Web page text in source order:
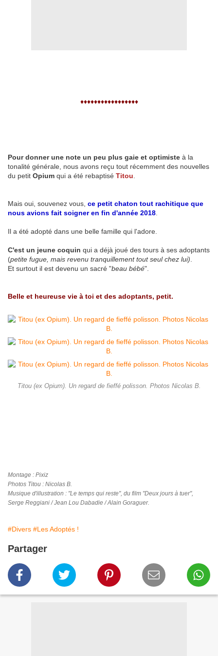
♦♦♦♦♦♦♦♦♦♦♦♦♦♦♦♦♦
Pour donner une note un peu plus gaie et optimiste à la
tonalité générale, nous avons reçu tout récemment des nouvelles
du petit Opium qui a été rebaptisé Titou
Mais oui, souvenez vous, ce petit chaton tout rachitique que
nous avions fait soigner en fin d'année 2018
Il a été adopté dans une belle famille qui l'adore.
C'est un jeune coquin qui a déjà joué des tours à ses adoptants
(petite fugue, mais revenu tranquillement tout seul chez lui)
Et surtout il est devenu un sacré "beau bébé".
Belle et heureuse vie à toi et des adoptants, petit.
Titou (ex Opium). Un regard de fieffé polisson. Photos Nicolas B.
Montage : Pixiz
Photos Titou : Nicolas B.
Musique d'illustration : "Le temps qui reste", du film "Deux jours à tuer",
Serge Reggiani / Jean Lou Dabadie / Alain Goraguer.
#Divers #Les Adoptés !
Partager